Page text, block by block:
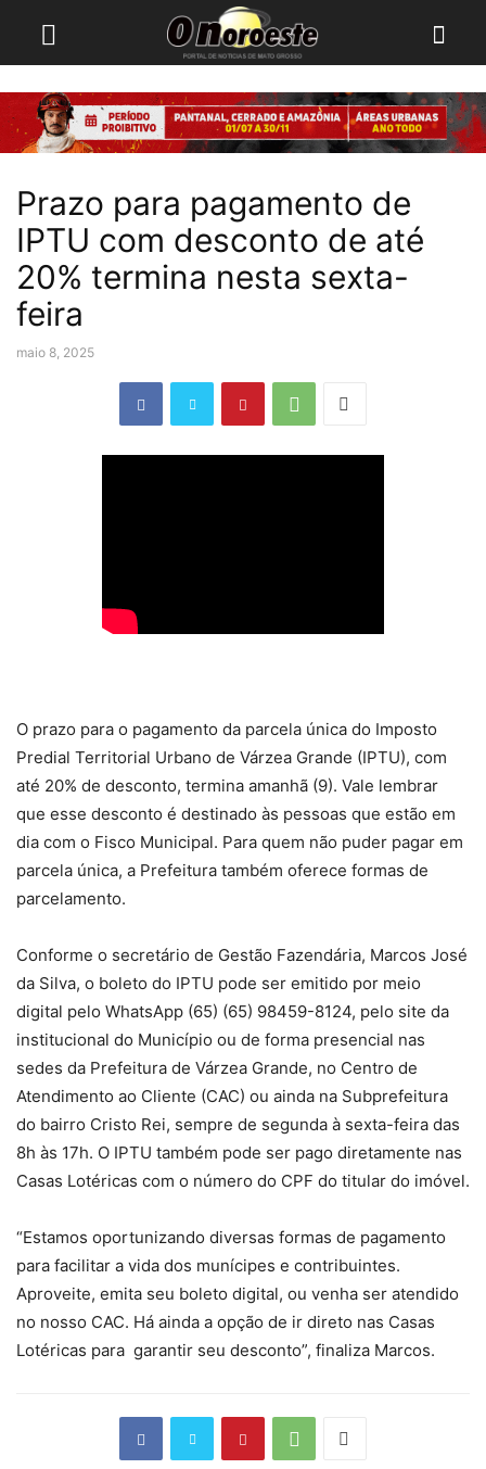
Prazo para pagamento de
IPTU com desconto de até
20% termina nesta sexta-
feira
maio 8, 2025
O prazo para o pagamento da parcela única do Imposto
Predial Territorial Urbano de Várzea Grande (IPTU), com
até 20% de desconto, termina amanhã (9). Vale lembrar
que esse desconto é destinado às pessoas que estão em
dia com o Fisco Municipal. Para quem não puder pagar em
parcela única, a Prefeitura também oferece formas de
parcelamento.
Conforme o secretário de Gestão Fazendária, Marcos José
da Silva, o boleto do IPTU pode ser emitido por meio
digital pelo WhatsApp (65) (65) 98459-8124, pelo site da
institucional do Município ou de forma presencial nas
sedes da Prefeitura de Várzea Grande, no Centro de
Atendimento ao Cliente (CAC) ou ainda na Subprefeitura
do bairro Cristo Rei, sempre de segunda à sexta-feira das
8h às 17h. O IPTU também pode ser pago diretamente nas
Casas Lotéricas com o número do CPF do titular do imóvel.
“Estamos oportunizando diversas formas de pagamento
para facilitar a vida dos munícipes e contribuintes.
Aproveite, emita seu boleto digital, ou venha ser atendido
no nosso CAC. Há ainda a opção de ir direto nas Casas
Lotéricas para garantir seu desconto”, finaliza Marcos.